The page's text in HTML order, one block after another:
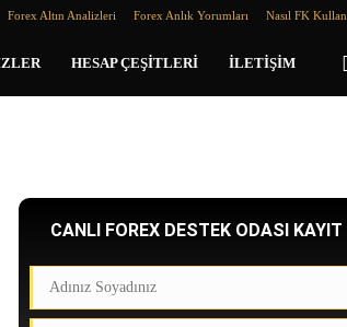
Forex Altın Analizleri Forex Anlık Yorumları Nasıl FK
HESAP ÇEŞITLERI İLETIŞIM
CANLI FOREX DESTEK ODASI KAYIT